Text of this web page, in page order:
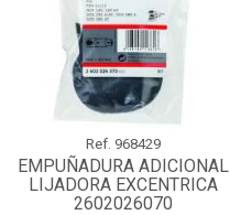
Ref. 968429
EMPUÑADURA ADICIONAL
LIJADORA EXCENTRICA
2602026070